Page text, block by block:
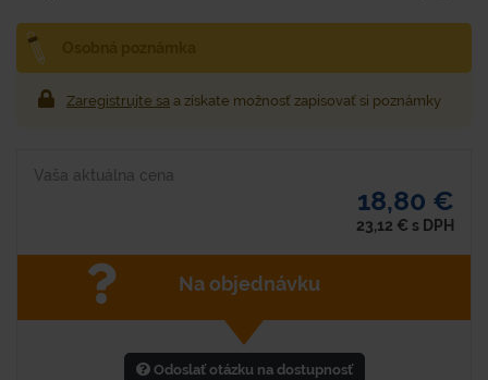
Zaregistrujte sa a získate možnosť zapisovať si poznámky
Vaša aktuálna cena
18,80 €
23,12 € s DPH
Na objednávku
Odoslať otázku na dostupnosť